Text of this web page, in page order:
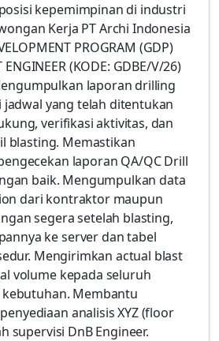
kepemimpinan di industri
Kerja PT Archi Indonesia
PROGRAM (GDP)
ENGINEER (KODE: GDBE/V/26)
laporan drilling
jadwal yang telah ditentukan
verifikasi aktivitas, dan
blasting. Memastikan
laporan QA/QC Drill
baik. Mengumpulkan data
dari kontraktor maupun
segera setelah blasting,
ke server dan tabel
Mengirimkan actual blast
volume kepada seluruh
Membantu
analisis XYZ (floor
supervisi DnB Engineer.